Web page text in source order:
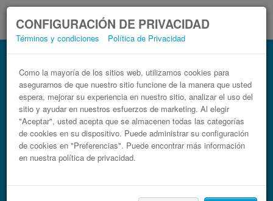
CONFIGURACIÓN DE PRIVACIDAD
Términos y condiciones Política de Privacidad
Como la mayoría de los sitios web, utilizamos cookies para
asegurarnos de que nuestro sitio funcione de la manera que usted
espera, mejorar su experiencia en nuestro sitio, analizar el uso del
sitio y ayudar en nuestros esfuerzos de marketing. Al elegir
"Aceptar", usted acepta que se almacenen todas las categorías
de cookies en su dispositivo. Puede administrar su configuración
de cookies en "Preferencias". Puede encontrar más información
en nuestra política de privacidad.
Autobús Montesano sulla Marcellana
Siena
Billetes de autobuses en solo 3 pasos